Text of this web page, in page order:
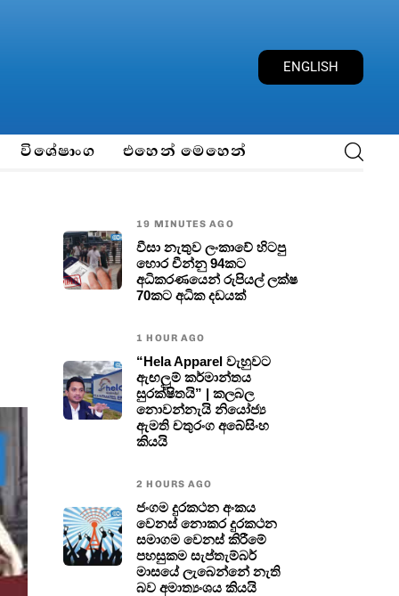
ENGLISH
විශේෂාංග එහෙන් මෙහෙන්
19 MINUTES AGO
වීසා නැතුව ලංකාවේ හිටපු
හොර චීන්නු 94කට
අධිකරණයෙන් රුපියල් ලක්ෂ
70කට අධික දඩයක්
1 HOUR AGO
“Hela Apparel වැහුවට
ඇඟලුම් කර්මාන්තය
සුරක්ෂිතයි” | කලබල
නොවන්නැයි නියෝජ්‍ය
ඇමති චතුරංග අබේසිංහ
කියයි
2 HOURS AGO
ජංගම දුරකථන අංකය
වෙනස් නොකර දුරකථන
සමාගම වෙනස් කිරීමේ
පහසුකම සැප්තැම්බර්
මාසයේ ලැබෙන්නේ නැති
බව අමාත්‍යංශය කියයි